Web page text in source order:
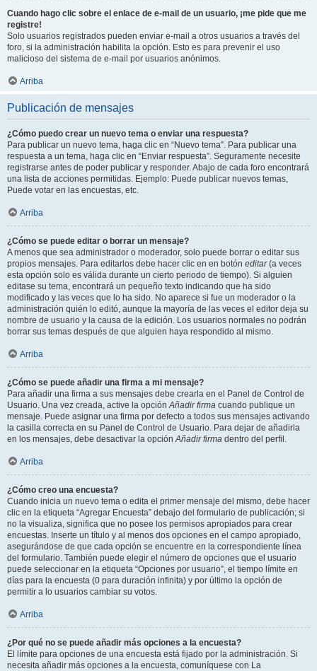
Cuando hago clic sobre el enlace de e-mail de un usuario, ¡me pide que me
registre!
Solo usuarios registrados pueden enviar e-mail a otros usuarios a través del
foro, si la administración habilita la opción. Esto es para prevenir el uso
malicioso del sistema de e-mail por usuarios anónimos.
Arriba
Publicación de mensajes
¿Cómo puedo crear un nuevo tema o enviar una respuesta?
Para publicar un nuevo tema, haga clic en “Nuevo tema”. Para publicar una
respuesta a un tema, haga clic en “Enviar respuesta”. Seguramente necesite
registrarse antes de poder publicar y responder. Abajo de cada foro encontrará
una lista de acciones permitidas. Ejemplo: Puede publicar nuevos temas,
Puede votar en las encuestas, etc.
Arriba
¿Cómo se puede editar o borrar un mensaje?
A menos que sea administrador o moderador, solo puede borrar o editar sus
propios mensajes. Para editarlos debe hacer clic en en botón editar(a veces
esta opción solo es válida durante un cierto periodo de tiempo). Si alguien
editase su tema, encontrará un pequeño texto indicando que ha sido
modificado y las veces que lo ha sido. No aparece si fue un moderador o la
administración quién lo editó, aunque la mayoría de las veces el editor deja su
nombre de usuario y la causa de la edición. Los usuarios normales no podrán
borrar sus temas después de que alguien haya respondido al mismo.
Arriba
¿Cómo se puede añadir una firma a mi mensaje?
Para añadir una firma a sus mensajes debe crearla en el Panel de Control de
Usuario. Una vez creada, active la opciónAñadir firma cuando publique un
mensaje. Puede asignar una firma por defecto a todos sus mensajes activando
la casilla correcta en su Panel de Control de Usuario. Para dejar de añadirla
en los mensajes, debe desactivar la opciónAñadir firma dentro del perfil.
Arriba
¿Cómo creo una encuesta?
Cuando inicia un nuevo tema o edita el primer mensaje del mismo, debe hacer
clic en la etiqueta “Agregar Encuesta” debajo del formulario de publicación; si
no la visualiza, significa que no posee los permisos apropiados para crear
encuestas. Inserte un título y al menos dos opciones en el campo apropiado,
asegurándose de que cada opción se encuentre en la correspondiente línea
del formulario. También puede elegir el número de opciones que el usuario
puede seleccionar en la etiqueta “Opciones por usuario”, el tiempo límite en
días para la encuesta (0 para duración infinita) y por último la opción de
permitir a lo usuarios cambiar su votos.
Arriba
¿Por qué no se puede añadir más opciones a la encuesta?
El límite para opciones de una encuesta está fijado por la administración. Si
necesita añadir más opciones a la encuesta, comuníquese con La